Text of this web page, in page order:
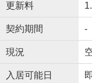
更新料
契約期間 -
現況
入居可能日